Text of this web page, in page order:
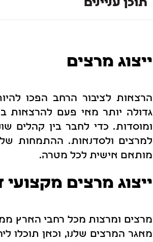
תוכן עניינים
ייצוג מרצים
הרצאות לציבור הרחב הפכו
גדולה יותר מאי פעם להרצאות
ומוסדות. כדי לחבר בין קהלים
למרצים ולסדנאות. ההתמחות
מותאם אישית לכל מטרה.
ייצוג מרצים מקצועי
מרצים ומרצות מכל רחבי הארץ
מאגר המרצים שלנו, וכאן תוכלו